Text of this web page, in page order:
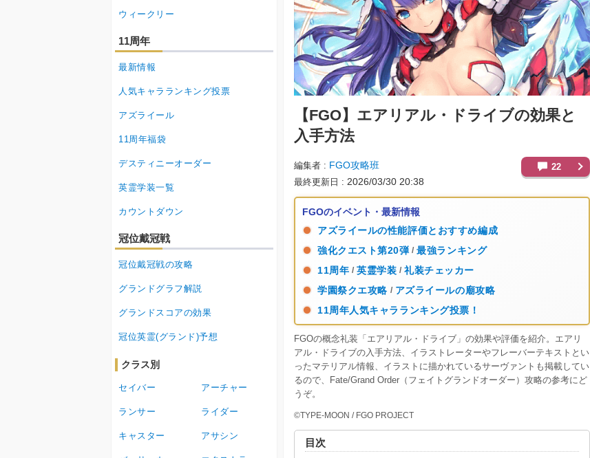
【FGO】 エアリアル・ドライブの効果と
入手方法
編集者 FGO攻略班
最終更新日 2026/03/30 20:38
22
FGOのイベント・最新情報
アズライールの性能評価とおすすめ編成
強化クエスト第20弾 / 最強ランキング
11周年 / 英霊学装 / 礼装チェッカー
学園祭クエ攻略 / アズライールの廟攻略
11周年人気キャラランキング投票！
FGOの概念礼装「エアリアル・ドライブ」の効果や評価を紹介。エアリ
アル・ドライブの入手方法、イラストレーターやフレーバーテキストとい
ったマテリアル情報、イラストに描かれているサーヴァントも掲載してい
るので、Fate/Grand Order（フェイトグランドオーダー）攻略の参考にど
うぞ。
©TYPE-MOON / FGO PROJECT
目次
ウィークリー
11周年
最新情報
人気キャラランキング投票
アズライール
11周年福袋
デスティニーオーダー
英霊学装一覧
カウントダウン
冠位戴冠戦
冠位戴冠戦の攻略
グランドグラフ解説
グランドスコアの効果
冠位英霊(グランド)予想
クラス別
セイバー アーチャー
ランサー ライダー
キャスター アサシン